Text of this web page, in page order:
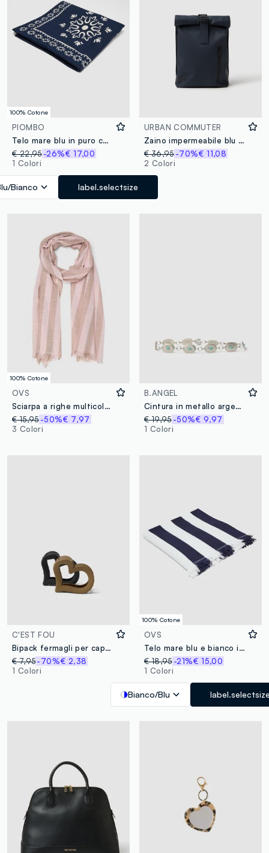
100% Cotone
PIOMBO
Telo mare blu in puro cotone con stampa decorativa
€ 22,95-26%€ 17,00
1 Colori
Bianco label.selectsize
URBAN COMMUTER
Zaino impermeabile blu con zip e tasca frontale
€ 36,95 -70%€ 11,08
2 Colori
100% Cotone
OVS
Sciarpa a righe multicolor in puro cotone
€ 15,95-50%€ 7,97
3 Colori
B.ANGEL
Cintura in metallo argento con pietre turchesi
€ 19,95 -50%€ 9,97
1 Colori
C'EST FOU
Bipack fermagli per capelli nero e marrone a forma di cuore
€ 7,95-70%€ 2,38
1 Colori
100% Cotone
OVS
Telo mare blu e bianco in puro cotone con frange
€ 18,95 -21%€ 15,00
1 Colori
Bianco/Blu